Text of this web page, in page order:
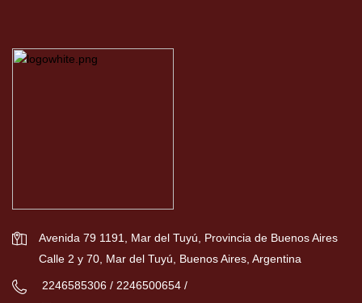
Avenida 79 1191, Mar del Tuyú, Provincia de Buenos Aires
Calle 2 y 70, Mar del Tuyú, Buenos Aires, Argentina
2246585306 / 2246500654 /